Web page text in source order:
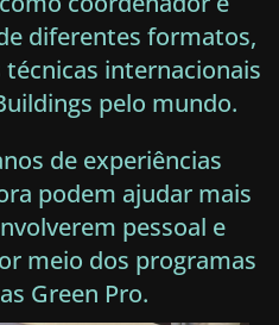
diferentes formatos,
internacionais
pelo mundo.
de experiências
podem ajudar mais
pessoal e
meio dos programas
Green Pro.